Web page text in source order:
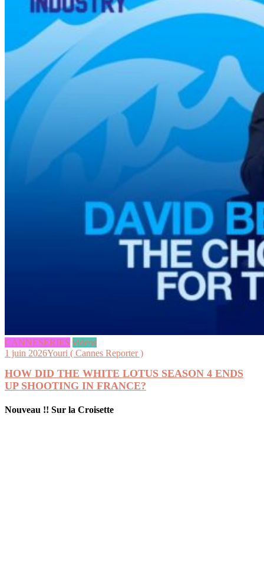
CANNESERIES videos
1 juin 2026Youri ( Cannes Reporter )
HOW DID THE WHITE LOTUS SEASON 4 ENDS
UP SHOOTING IN FRANCE?
Nouveau !! Sur la Croisette